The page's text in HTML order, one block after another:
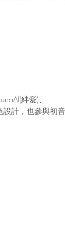
絆愛)、
設計，也參與初